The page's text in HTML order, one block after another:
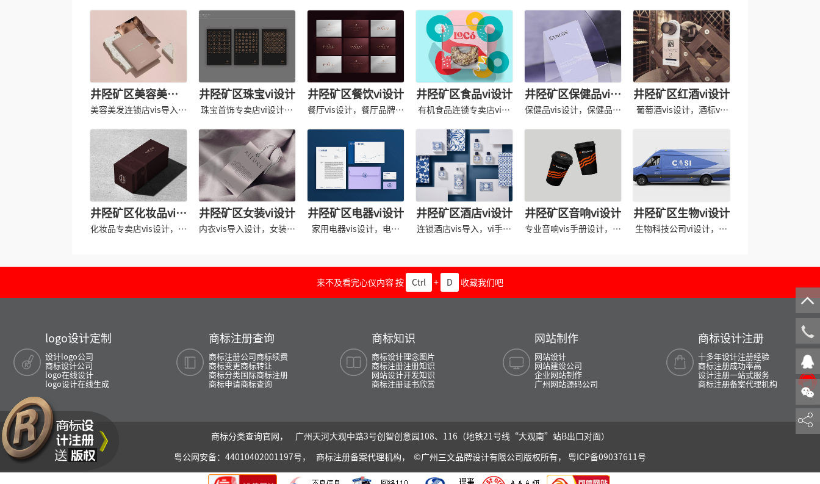
井陉矿区美容美发vi
设计
美容美发连锁店vis导入，
井陉矿区珠宝vi设计
珠宝首饰专卖店vi设计，
井陉矿区餐饮vi设计
餐厅vis设计，餐厅品牌设
井陉矿区食品vi设计
有机食品连锁专卖店vi，
井陉矿区保健品vi设
计
保健品vis设计，保健品形
井陉矿区红酒vi设计
葡萄酒vis设计，酒标vis
井陉矿区化妆品vi设
计
化妆品专卖店vis设计，美
井陉矿区女装vi设计
内衣vis导入设计，女装品
井陉矿区电器vi设计
家用电器vis设计，电器
井陉矿区酒店vi设计
连锁酒店vis导入，vi手册
井陉矿区音响vi设计
专业音响vis手册设计，音
井陉矿区生物vi设计
生物科技公司vi设计，生
来不及看完心仪内容 按 Ctrl + D 收藏我们吧
logo设计定制
设计logo公司
商标设计公司
logo在线设计
logo设计在线生成
商标注册查询
商标注册公司商标续费
商标变更商标转让
商标分类国际商标注册
商标申请商标查询
商标知识
商标设计理念图片
商标注册注册知识
网站设计开发知识
商标注册证书欣赏
网站制作
网站设计
网站建设公司
企业网站制作
广州网站源码公司
商标设计注册
十多年设计注册经验
商标注册成功率高
设计注册一站式服务
商标注册备案代理机构
商标分类查询官网， 广州天河大观中路3号创智创意园108、116（地铁21号线“大观南”站B出口对面）
粤公网安备：44010402001197号，
商标注册备案代理机构， ©广州三文品牌设计有限公司版权所有， 粤ICP备09037611号
在线咨
135